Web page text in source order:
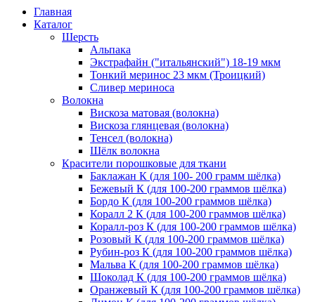
Главная
Каталог
Шерсть
Альпака
Экстрафайн ("итальянский") 18-19 мкм
Тонкий меринос 23 мкм (Троицкий)
Сливер мериноса
Волокна
Вискоза матовая (волокна)
Вискоза глянцевая (волокна)
Тенсел (волокна)
Шёлк волокна
Красители порошковые для ткани
Баклажан К (для 100- 200 грамм шёлка)
Бежевый К (для 100-200 граммов шёлка)
Бордо К (для 100-200 граммов шёлка)
Коралл 2 К (для 100-200 граммов шёлка)
Коралл-роз К (для 100-200 граммов шёлка)
Розовый К (для 100-200 граммов шёлка)
Рубин-роз К (для 100-200 граммов шёлка)
Мальва К (для 100-200 граммов шёлка)
Шоколад К (для 100-200 граммов шёлка)
Оранжевый К (для 100-200 граммов шёлка)